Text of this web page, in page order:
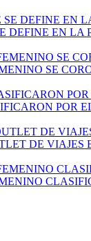
DEFINE EN
SE
POR
DE VIAJES